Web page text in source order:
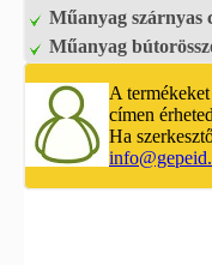
Műanyag szárnyas
Műanyag
A
címen
Ha